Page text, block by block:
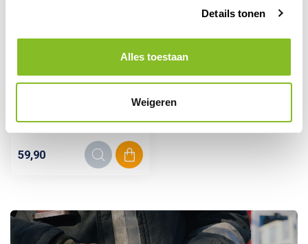
Details tonen
Alles toestaan
Weigeren
Backorder
59,90